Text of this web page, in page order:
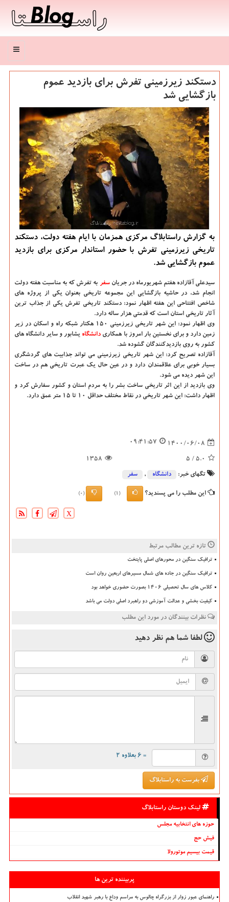
منو
دستکند زیرزمینی تفرش برای بازدید عموم
بازگشایی شد
به گزارش راستابلاگ مرکزی همزمان با ایام هفته دولت، دستکند
تاریخی زیرزمینی تفرش با حضور استاندار مرکزی برای بازدید
عموم بازگشایی شد.
سیدعلی آقازاده هفتم شهریورماه در جریانسفر به تفرش که به مناسبت هفته دولت
انجام شد، در حاشیه بازگشایی این مجموعه تاریخی بعنوان یکی از پروژه های
شاخص افتتاحی این هفته اظهار نمود: دستکند تاریخی تفرش یکی از جذاب ترین
آثار تاریخی استان است که قدمتی هزار ساله دارد.
وی اظهار نمود: این شهر تاریخی زیرزمینی ۱۵۰ هکتار شبکه راه و اسکان در زیر
زمین دارد و برای نخستین بار امروز با همکاری دانشگاه‌ یشابور و سایر دانشگاه های
کشور به روی بازدیدکنندگان گشوده شد.
آقازاده تصریح کرد: این شهر تاریخی زیرزمینی می تواند جذابیت های گردشگری
بسیار خوبی برای علاقمندان دارد و در عین حال یک عبرت تاریخی هم در ساخت
این شهر دیده می شود.
وی بازدید از این اثر تاریخی ساخت بشر را به مردم استان و کشور سفارش کرد و
اظهار داشت: این شهر تاریخی در نقاط مختلف حداقل ۱۰ تا ۱۵ متر عمق دارد.
1400/06/08
09:41:57
5.0
/ 5
1358
تگهای خبر: دانشگاه‌ , سفر
این مطلب را می پسندید؟ (1)
(0)
X
تازه ترین مطالب مرتبط
ترافیک سنگین در محورهای اصلی پایتخت
ترافیک سنگین در جاده های شمال مسیرهای اربعین روان است
کلاس های سال تحصیلی ۱۴۰۶ بصورت حضوری خواهد بود
کیفیت بخشی و عدالت آموزشی دو راهبرد اصلی دولت می باشد
نظرات بینندگان در مورد این مطلب
لطفا شما هم نظر دهید
= ۶ بعلاوه ۲
بفرست به راستابلاگ
لینک دوستان راستابلاگ
حوزه های انتخابیه مجلس
فیش حج
قیمت بیسیم موتورولا
پربیننده ترین ها
راهنمای عبور زوار از بزرگراه چالوس به مراسم وداع با رهبر شهید انقلاب